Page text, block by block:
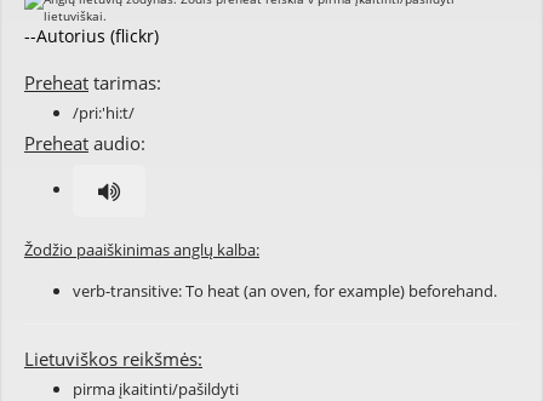
--Autorius (flickr)
Preheat tarimas:
/pri:'hi:t/
Preheat audio:
Žodžio paaiškinimas anglų kalba:
verb-transitive: To heat (an oven, for example) beforehand.
Lietuviškos reikšmės:
pirma įkaitinti/pašildyti